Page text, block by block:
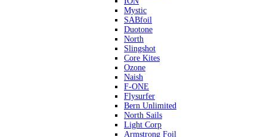
Mystic
SABfoil
Duotone
North
Slingshot
Core Kites
Ozone
Naish
F-ONE
Flysurfer
Bern Unlimited
North Sails
Light Corp
Armstrong Foil